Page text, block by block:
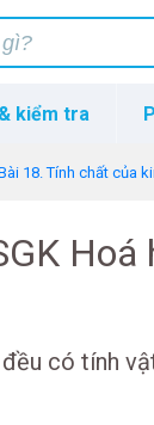
kiểm tra
18. Tính chất của
Hoá
có tính